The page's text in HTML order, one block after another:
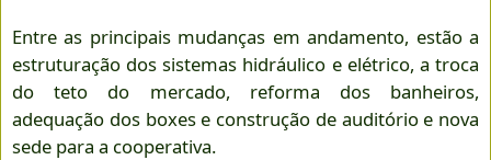
Entre as principais mudanças em andamento, estão a
estruturação dos sistemas hidráulico e elétrico, a troca
do teto do mercado, reforma dos banheiros,
adequação dos boxes e construção de auditório e nova
sede para a cooperativa.